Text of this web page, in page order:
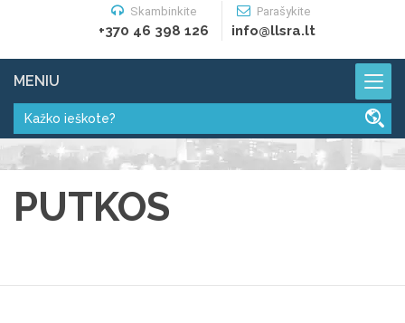
Skambinkite
+370 46 398 126
Parašykite
info@llsra.lt
MENIU
PUTKOS